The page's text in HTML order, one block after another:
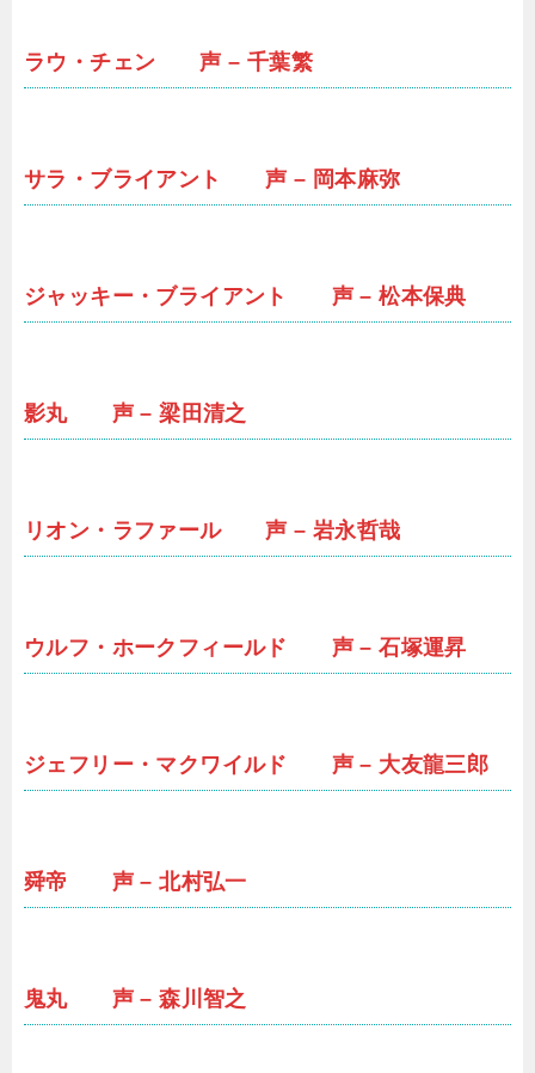
ラウ・チェン 声 – 千葉繁
サラ・ブライアント 声 – 岡本麻弥
ジャッキー・ブライアント 声 – 松本保典
影丸 声 – 梁田清之
リオン・ラファール 声 – 岩永哲哉
ウルフ・ホークフィールド 声 – 石塚運昇
ジェフリー・マクワイルド 声 – 大友龍三郎
舜帝 声 – 北村弘一
鬼丸 声 – 森川智之